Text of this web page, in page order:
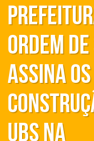
Ordem
assina
UBS na